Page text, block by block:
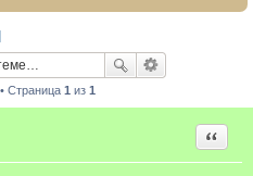
Страница 1 из 1
Цитата